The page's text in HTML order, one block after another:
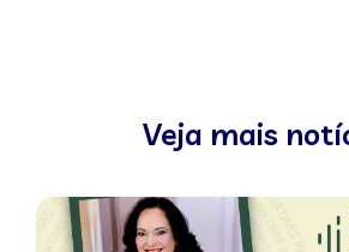
Veja mais